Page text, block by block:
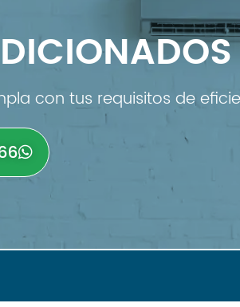
con tus requisitos de